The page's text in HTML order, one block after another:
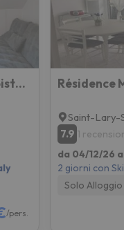
4 personnes au pied des piste et sentier de randonné
/pers.
Résidence
Saint-Lary-
7.9 1
da 04/12/26
2 giorni con
Solo Alloggio